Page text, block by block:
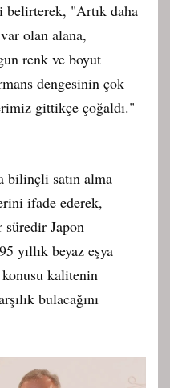
"Artık daha
olan alana,
renk ve boyut
dengesinin çok
gittikçe çoğaldı."
bilinçli satın alma
ifade ederek,
süredir Japon
yıllık beyaz eşya
kalitenin
bulacağını